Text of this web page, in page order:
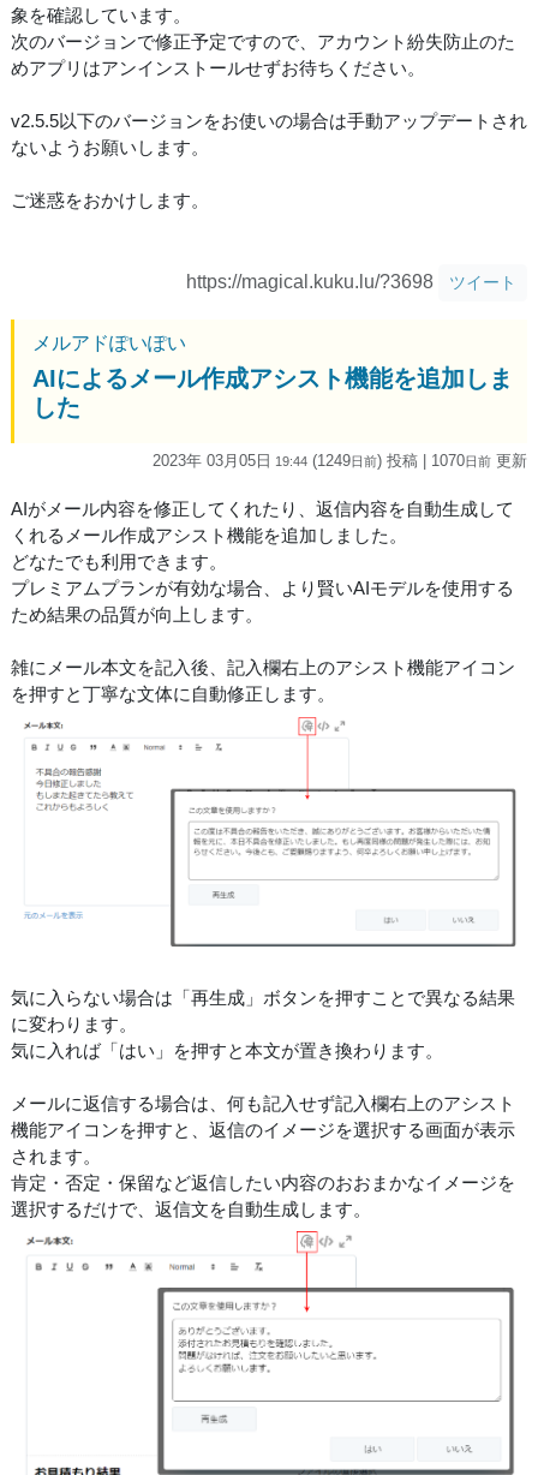
象を確認しています。
次のバージョンで修正予定ですので、アカウント紛失防止のた
めアプリはアンインストールせずお待ちください。
v2.5.5以下のバージョンをお使いの場合は手動アップデートされ
ないようお願いします。
ご迷惑をおかけします。
https://magical.kuku.lu/?3698 ツイート
メルアドぽいぽい
AIによるメール作成アシスト機能を追加しま
した
2023年 03月05日 19:44 (1249日前) 投稿 | 1070日前 更新
AIがメール内容を修正してくれたり、返信内容を自動生成して
くれるメール作成アシスト機能を追加しました。
どなたでも利用できます。
プレミアムプランが有効な場合、より賢いAIモデルを使用する
ため結果の品質が向上します。
雑にメール本文を記入後、記入欄右上のアシスト機能アイコン
を押すと丁寧な文体に自動修正します。
気に入らない場合は「再生成」ボタンを押すことで異なる結果
に変わります。
気に入れば「はい」を押すと本文が置き換わります。
メールに返信する場合は、何も記入せず記入欄右上のアシスト
機能アイコンを押すと、返信のイメージを選択する画面が表示
されます。
肯定・否定・保留など返信したい内容のおおまかなイメージを
選択するだけで、返信文を自動生成します。